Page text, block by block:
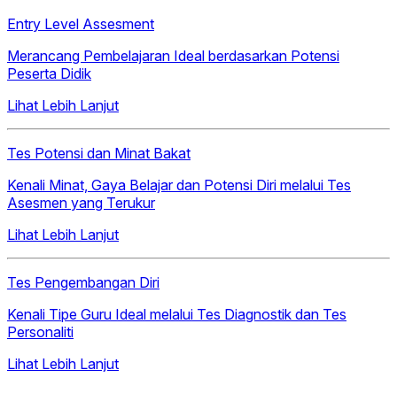
Entry Level Assesment
Merancang Pembelajaran Ideal berdasarkan Potensi
Peserta Didik
Lihat Lebih Lanjut
Tes Potensi dan Minat Bakat
Kenali Minat, Gaya Belajar dan Potensi Diri melalui Tes
Asesmen yang Terukur
Lihat Lebih Lanjut
Tes Pengembangan Diri
Kenali Tipe Guru Ideal melalui Tes Diagnostik dan Tes
Personaliti
Lihat Lebih Lanjut